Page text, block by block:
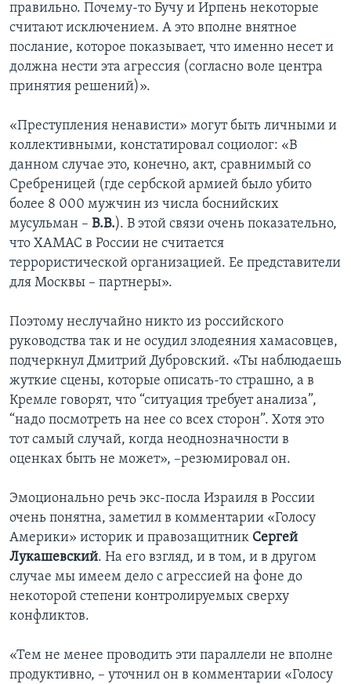
правильно. Почему-то Бучу и Ирпень некоторые
считают исключением. А это вполне внятное
послание, которое показывает, что именно несет и
должна нести эта агрессия (согласно воле центра
принятия решений)».
«Преступления ненависти» могут быть личными и
коллективными, констатировал социолог: «В
данном случае это, конечно, акт, сравнимый со
Сребреницей (где сербской армией было убито
более 8 000 мужчин из числа боснийских
мусульман – В.В.). В этой связи очень показательно,
что ХАМАС в России не считается
террористической организацией. Ее представители
для Москвы – партнеры».
Поэтому неслучайно никто из российского
руководства так и не осудил злодеяния хамасовцев,
подчеркнул Дмитрий Дубровский. «Ты наблюдаешь
жуткие сцены, которые описать-то страшно, а в
Кремле говорят, что “ситуация требует анализа”,
“надо посмотреть на нее со всех сторон”. Хотя это
тот самый случай, когда неоднозначности в
оценках быть не может», –резюмировал он.
Эмоционально речь экс-посла Израиля в России
очень понятна, заметил в комментарии «Голосу
Америки» историк и правозащитник Сергей
Лукашевский. На его взгляд, и в том, и в другом
случае мы имеем дело с агрессией на фоне до
некоторой степени контролируемых сверху
конфликтов.
«Тем не менее проводить эти параллели не вполне
продуктивно, – уточнил он в комментарии «Голосу